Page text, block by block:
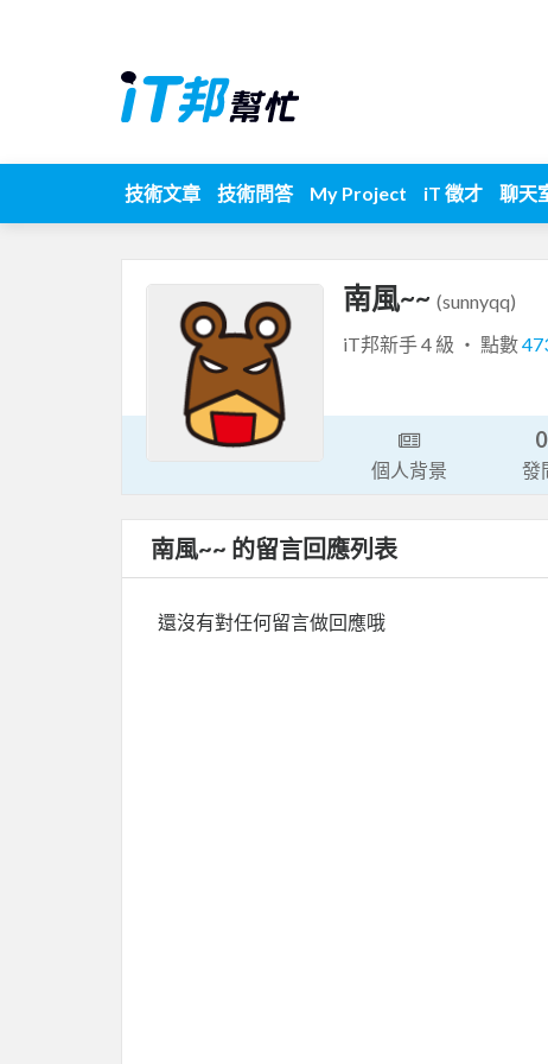
技術文章 技術問答 My Project iT 徵才 聊天
南風~~ (sunnyqq)
iT邦新手 4 級 ‧ 點數
個人背景
0
發
南風~~ 的留言回應列表
還沒有對任何留言做回應哦